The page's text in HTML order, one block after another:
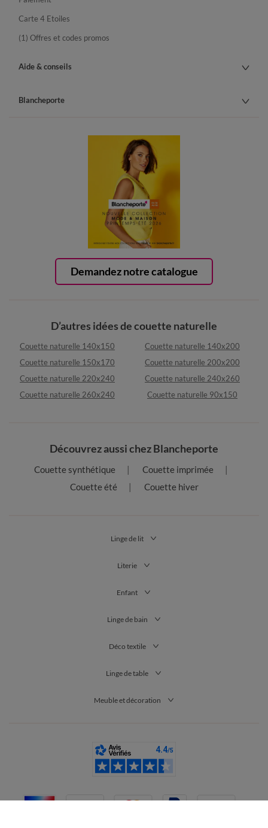
Demandez notre catalogue
Carte 4 Etoiles
(1) Offres et codes promos
Aide & conseils
Blancheporte
D’autres idées de couette naturelle
Couette naturelle 140x150
Couette naturelle 140x200
Couette naturelle 150x170
Couette naturelle 200x200
Couette naturelle 220x240
Couette naturelle 240x260
Couette naturelle 260x240
Couette naturelle 90x150
Découvrez aussi chez Blancheporte
Couette synthétique
Couette imprimée
Couette été
Couette hiver
Linge de lit
Literie
Enfant
Linge de bain
Déco textile
Linge de table
Meuble et décoration